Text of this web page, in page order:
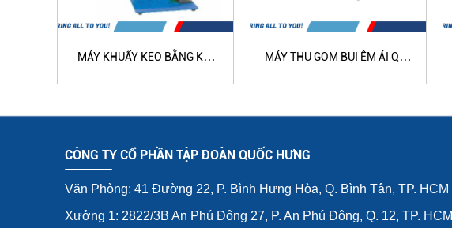
MÁY KHUẤY KEO BẰNG KHÍ
MÁY THU GOM BỤI ÊM ÁI QH-
CÔNG TY CỔ PHẦN TẬP ĐOÀN QUỐC HƯNG
Văn Phòng: 41 Đường 22, P. Bình Hưng Hòa, Q. Bình Tân, TP. HCM
Xưởng 1: 2822/3B An Phú Đông 27, P. An Phú Đông, Q. 12, TP. HCM